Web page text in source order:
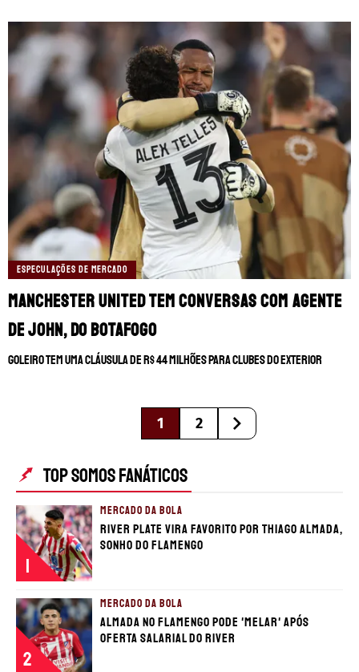
ESPECULAÇÕES DE MERCADO
Manchester United tem conversas com agente
de John, do Botafogo
Goleiro tem uma cláusula de R$ 44 milhões para clubes do exterior
1 2
TOP SOMOS FANÁTICOS
1
MERCADO DA BOLA
River Plate vira favorito por Thiago Almada,
sonho do Flamengo
2
MERCADO DA BOLA
Almada no Flamengo pode 'melar' após
oferta salarial do River